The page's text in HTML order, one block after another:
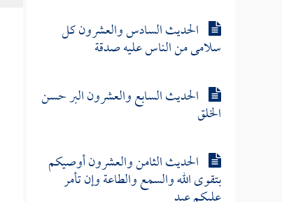
الحديث السادس والعشرون كل
سلامى من الناس عليه صدقة
الحديث السابع والعشرون البر حسن
الخلق
الحديث الثامن والعشرون أوصيكم
بتقوى الله والسمع والطاعة وإن تأمر